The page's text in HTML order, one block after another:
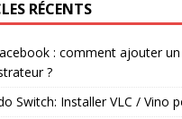
RÉCENTS
: comment ajouter un
?
Switch: Installer VLC / Vino